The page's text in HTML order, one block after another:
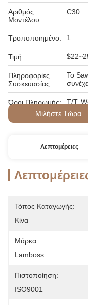
Αριθμός
Μοντέλου:
C30
Τροποποιημένο: 1
Τιμή:
Πληροφορίες
Συσκευασίας:
Το
Όροι Πληρωμής:
T/T,
Μιλήστε Τώρα.
Λεπτομέρειες
Τόπος Καταγωγής:
Κίνα
Μάρκα:
Lamboss
Πιστοποίηση:
ISO9001